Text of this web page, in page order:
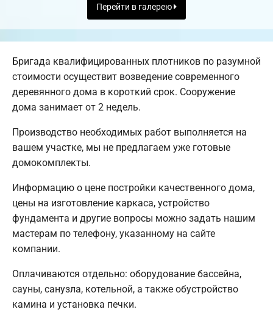
Перейти в галерею
Бригада квалифицированных плотников по разумной
стоимости осуществит возведение современного
деревянного дома в короткий срок. Сооружение
дома занимает от 2 недель.
Производство необходимых работ выполняется на
вашем участке, мы не предлагаем уже готовые
домокомплекты.
Информацию о цене постройки качественного дома,
цены на изготовление каркаса, устройство
фундамента и другие вопросы можно задать нашим
мастерам по телефону, указанному на сайте
компании.
Оплачиваются отдельно: оборудование бассейна,
сауны, санузла, котельной, а также обустройство
камина и установка печки.